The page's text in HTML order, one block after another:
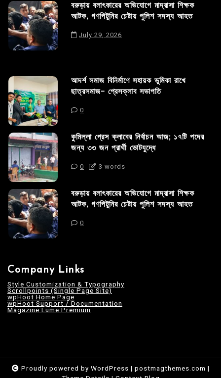
বরুড়ায় বলাৎকারের অভিযোগে মাদ্রাসা শিক্ষক
আটক, গণপিটুনির চেষ্টায় পুলিশ সদস্য আহত
July 29, 2026
আদর্শ সমাজ বিনির্মাণে সহায়ক ভুমিকা রাখে
ছাত্রসমাজ- প্রেসক্লাব সভাপতি
0
কুমিল্লা প্রেস ক্লাবের নির্বাচন আজ; ১৭টি পদের
জন্য ৩৩ জন প্রার্থী ভোটযুদ্ধে
0 3 words
বরুড়ায় বলাৎকারের অভিযোগে মাদ্রাসা শিক্ষক
আটক, গণপিটুনির চেষ্টায় পুলিশ সদস্য আহত
0
Company Links
Style Customization & Typography
Scrollpoints (Single Page Site)
wpHoot Home Page
wpHoot Support / Documentation
Magazine Lume Premium
Proudly powered by WordPress | postmagthemes.com |